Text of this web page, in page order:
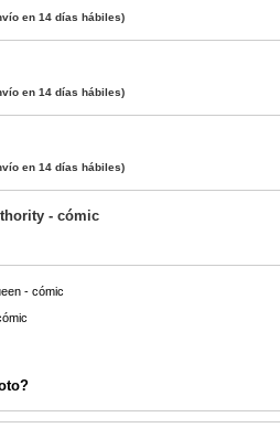
en 14 días hábiles)
en 14 días hábiles)
en 14 días hábiles)
- cómic
- cómic